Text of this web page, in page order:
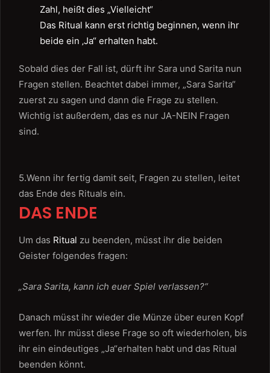
Zahl, heißt dies „Vielleicht“
Das Ritual kann erst richtig beginnen, wenn ihr
beide ein ‚Ja“ erhalten habt.
Sobald dies der Fall ist, dürft ihr Sara und Sarita nun
Fragen stellen. Beachtet dabei immer, „Sara Sarita“
zuerst zu sagen und dann die Frage zu stellen.
Wichtig ist außerdem, das es nur JA-NEIN Fragen
sind.
5.Wenn ihr fertig damit seit, Fragen zu stellen, leitet
das Ende des Rituals ein.
DAS ENDE
Um das Ritual zu beenden, müsst ihr die beiden
Geister folgendes fragen:
„Sara Sarita, kann ich euer Spiel verlassen?“
Danach müsst ihr wieder die Münze über euren Kopf
werfen. Ihr müsst diese Frage so oft wiederholen, bis
ihr ein eindeutiges „Ja“erhalten habt und das Ritual
beenden könnt.